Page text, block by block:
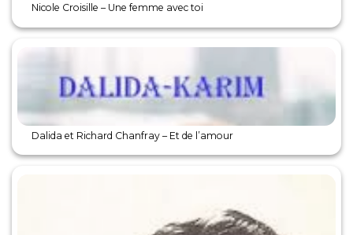
Nicole Croisille – Une femme avec toi
Dalida et Richard Chanfray – Et de l’amour